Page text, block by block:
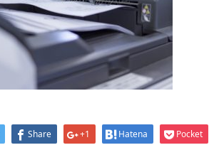
Share +1 Hatena Pocket